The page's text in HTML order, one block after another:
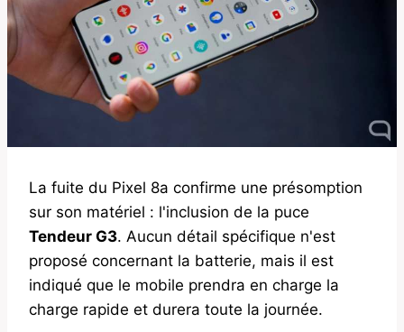
La fuite du Pixel 8a confirme une présomption
sur son matériel : l'inclusion de la puce
Tendeur G3. Aucun détail spécifique n'est
proposé concernant la batterie, mais il est
indiqué que le mobile prendra en charge la
charge rapide et durera toute la journée.